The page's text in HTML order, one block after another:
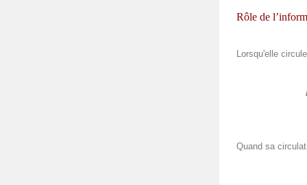
Rôle de
Lorsqu'elle
Quand sa